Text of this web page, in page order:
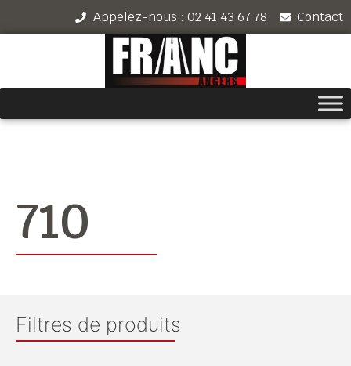
Appelez-nous : 02 41 43 67 78 Contact
710
Filtres de produits